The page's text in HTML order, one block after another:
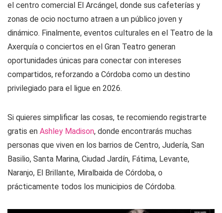
el centro comercial El Arcángel, donde sus cafeterías y
zonas de ocio nocturno atraen a un público joven y
dinámico. Finalmente, eventos culturales en el Teatro de la
Axerquía o conciertos en el Gran Teatro generan
oportunidades únicas para conectar con intereses
compartidos, reforzando a Córdoba como un destino
privilegiado para el ligue en 2026.
Si quieres simplificar las cosas, te recomiendo registrarte
gratis en Ashley Madison, donde encontrarás muchas
personas que viven en los barrios de Centro, Judería, San
Basilio, Santa Marina, Ciudad Jardín, Fátima, Levante,
Naranjo, El Brillante, Miralbaida de Córdoba, o
prácticamente todos los municipios de Córdoba.